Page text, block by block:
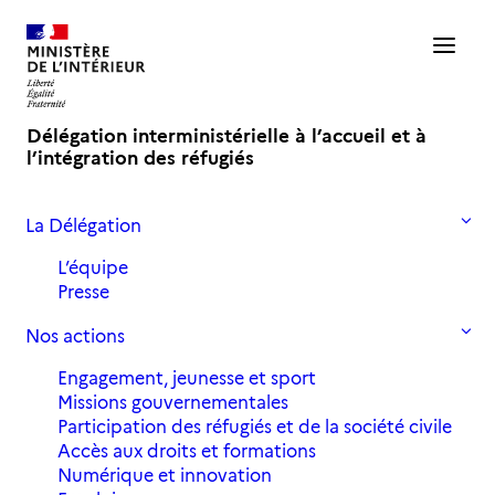
Délégation interministérielle à l’accueil et à
l’intégration des réfugiés
La Délégation
L’équipe
Presse
Nos actions
Engagement, jeunesse et sport
Missions gouvernementales
Participation des réfugiés et de la société civile
Accès aux droits et formations
Numérique et innovation
Accueil
Les Contrats Territoriaux
d’Accueil et d’Intégration (CTAI)
Réfugiés.info est une application et un site
web collaboratifs pour les personnes réfugiées
et leurs aidants qui recense les dispositifs
d’accompagnement et explique les démarches